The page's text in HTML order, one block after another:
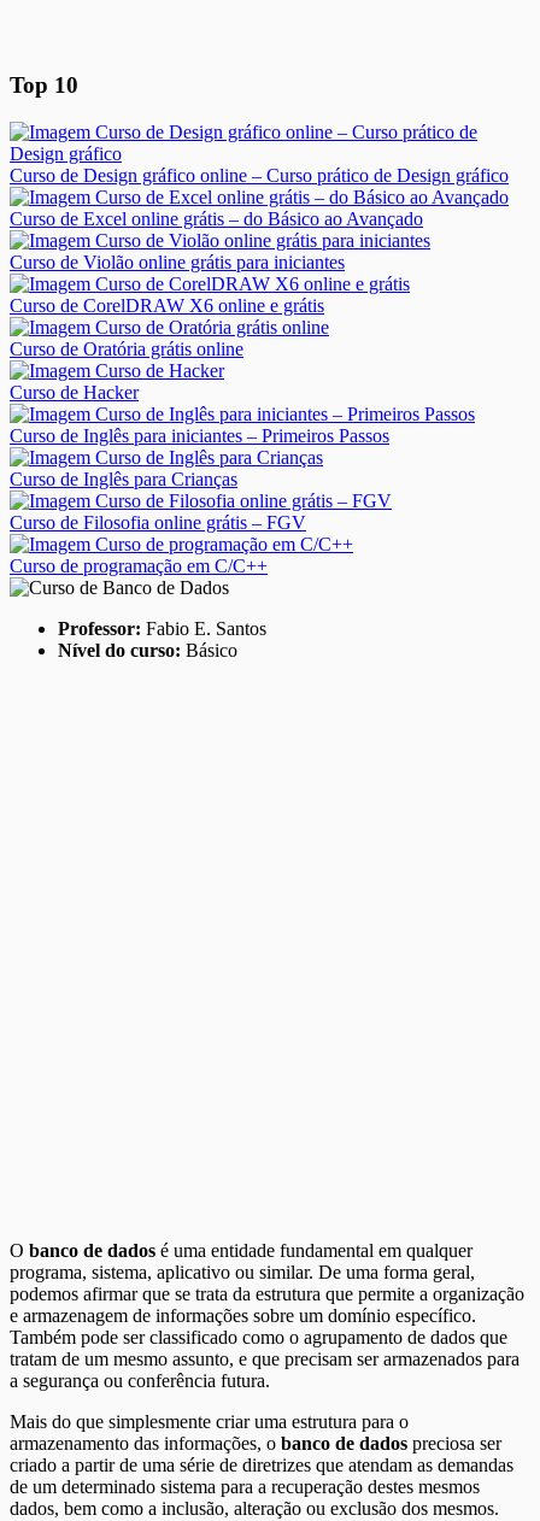
Top 10
Curso de Design gráfico online – Curso prático de Design gráfico
Curso de Excel online grátis – do Básico ao Avançado
Curso de Violão online grátis para iniciantes
Curso de CorelDRAW X6 online e grátis
Curso de Oratória grátis online
Curso de Hacker
Curso de Inglês para iniciantes – Primeiros Passos
Curso de Inglês para Crianças
Curso de Filosofia online grátis – FGV
Curso de programação em C/C++
Professor: Fabio E. Santos
Nível do curso: Básico
O banco de dados é uma entidade fundamental em qualquer
programa, sistema, aplicativo ou similar. De uma forma geral,
podemos afirmar que se trata da estrutura que permite a organização
e armazenagem de informações sobre um domínio específico.
Também pode ser classificado como o agrupamento de dados que
tratam de um mesmo assunto, e que precisam ser armazenados para
a segurança ou conferência futura.
Mais do que simplesmente criar uma estrutura para o
armazenamento das informações, o banco de dados preciosa ser
criado a partir de uma série de diretrizes que atendam as demandas
de um determinado sistema para a recuperação destes mesmos
dados, bem como a inclusão, alteração ou exclusão dos mesmos.